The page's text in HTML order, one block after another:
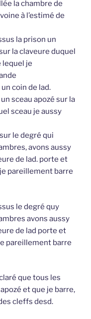
la chambre de
à l’estimé de
la prison un
la claveure duquel
lequel je
coin de lad.
sceau apozé sur la
sceau je aussy
le degré qui
avons aussy
de lad. porte et
pareillement barre
le degré quy
avons aussy
de lad porte et
pareillement barre
que tous les
et que je barre,
cleffs desd.